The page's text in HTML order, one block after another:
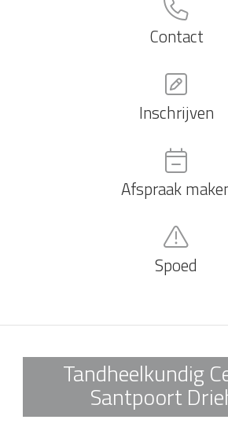
Contact
Inschrijven
Afspraak
Spoed
Tandheelkundig
Santpoort